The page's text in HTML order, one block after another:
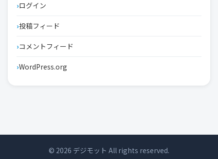
ログイン
投稿フィード
コメントフィード
WordPress.org
© 2026 デジモット All rights reserved.